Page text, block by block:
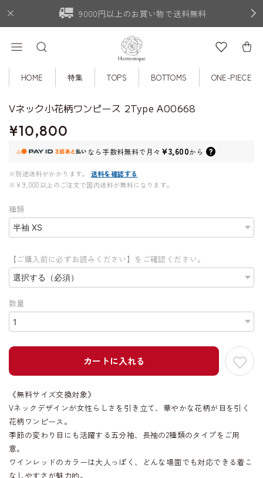
9000円以上のお買い物で送料無料
HOME 特集 TOPS BOTTOMS ONE-PIECE
Vネック小花柄ワンピース 2Type A00668
¥10,800
なら 手数料無料で月々 ¥3,600から
※別途送料がかかります。
送料を確認する
※¥9,000以上のご注文で国内送料が無料になります。
種類
【ご購入前に必ずお読みください】をご確認ください。
数量
カートに入れる
《無料サイズ交換対象》
Vネックデザインが女性らしさを引き立て、華やかな花柄が目を引く
花柄ワンピース。
季節の変わり目にも活躍する五分袖、長袖の2種類のタイプをご用
意。
ワインレッドのカラーは大人っぽく、どんな場面でも対応できる着こ
なしやすさが魅力的。